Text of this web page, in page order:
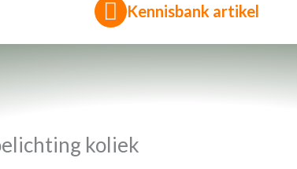
Kennisbank artikel
koliek